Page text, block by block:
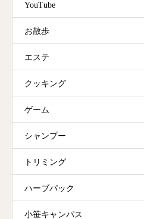
YouTube
お散歩
エステ
クッキング
ゲーム
シャンプー
トリミング
ハーブパック
小笹キャンパス